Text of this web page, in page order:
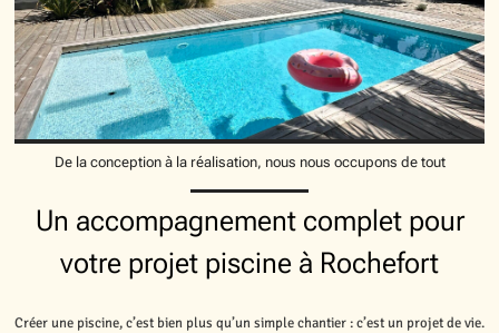
De la conception à la réalisation, nous nous occupons de tout
Un accompagnement complet pour
votre projet piscine à Rochefort
Créer une piscine, c’est bien plus qu’un simple chantier : c’est un projet de vie.